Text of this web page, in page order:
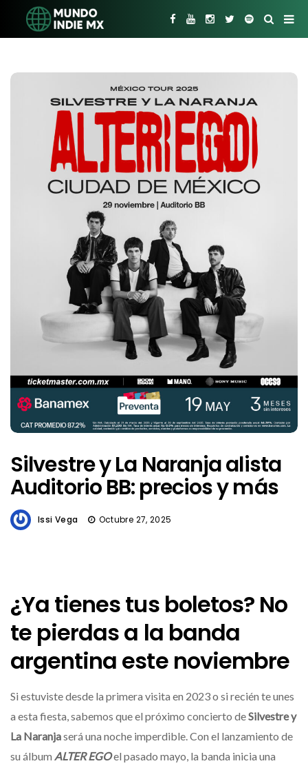
Silvestre y La Naranja alista
Auditorio BB: precios y más
Issi Vega Octubre 27, 2025
¿Ya tienes tus boletos? No
te pierdas a la banda
argentina este noviembre
Si estuviste desde la primera visita en 2023 o si recién te unes
a esta fiesta, sabemos que el próximo concierto deSilvestre y
La Naranjaserá una noche imperdible. Con el lanzamiento de
su álbum ALTER EGOel pasado mayo, la banda inicia una